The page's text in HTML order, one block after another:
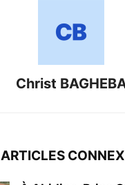
Christ
ARTICLES